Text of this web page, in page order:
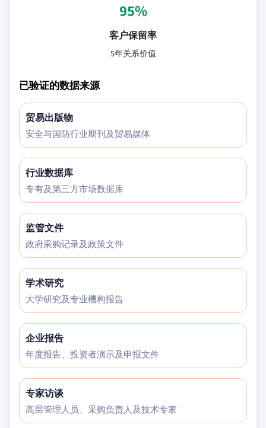
95%
客户保留率
5年关系价值
已验证的数据来源
贸易出版物
安全与国防行业期刊及贸易媒体
行业数据库
专有及第三方市场数据库
监管文件
政府采购记录及政策文件
学术研究
大学研究及专业機构报告
企业报告
年度报告、投资者演示及申报文件
专家访谈
高层管理人员、采购负责人及技术专家